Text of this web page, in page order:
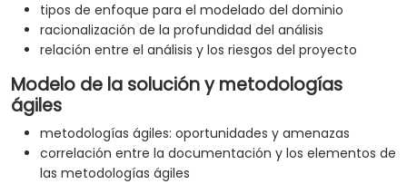
tipos de enfoque para el modelado del dominio
racionalización de la profundidad del análisis
relación entre el análisis y los riesgos del proyecto
Modelo de la solución y metodologías
ágiles
metodologías ágiles: oportunidades y amenazas
correlación entre la documentación y los elementos de
las metodologías ágiles